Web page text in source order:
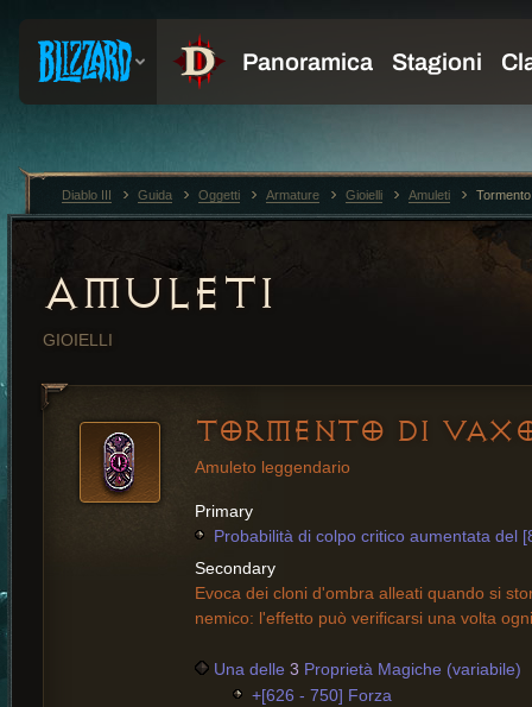
AMULETI
GIOIELLI
TORMENTO DI
Amuleto leggendario
Primary
Probabilità di colpo critico aumentata del
Secondary
Evoca dei cloni d'ombra alleati quando si
nemico: l'effetto può verificarsi una volta
Una delle 3 Proprietà Magiche (variabile)
+[626 - 750] Forza
Diablo III Guida Oggetti Armature Gioielli Amuleti